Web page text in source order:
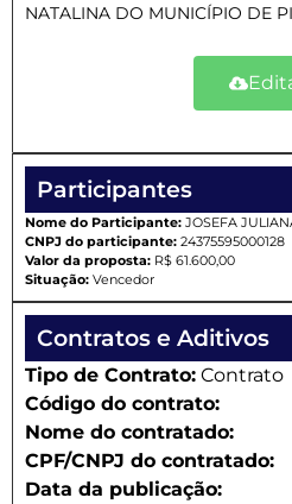
NATALINA DO MUNICÍPIO DE
Participantes
Nome do Participante: JOSEFA
CNPJ do participante: 24375595000128
Valor da proposta: R$ 61.600,00
Situação: Vencedor
Contratos e Aditivos
Tipo de Contrato: Contrato
Código do contrato:
Nome do contratado:
CPF/CNPJ do contratado:
Data da publicação: